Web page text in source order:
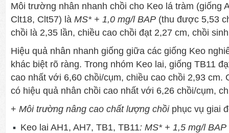
Môi trường nhân nhanh chồi cho Keo lá tràm (giống
Clt18, Clt57) là MS* + 1,0 mg/l BAP (thu được 5,53
chồi là 2,35 lần, chiều cao chồi đạt 2,27 cm, chồi
Hiệu quả nhân nhanh giống giữa các giống Keo
khác biệt rõ ràng. Trong nhóm Keo lai, giống TB11
cao nhất với 6,60 chồi/cụm, chiều cao chồi 2,93 cm.
có hiệu quả nhân chồi cao nhất với 6,26 chồi/cụm,
+ Môi trường nâng cao chất lượng chồiphục vụ giai
Keo lai AH1, AH7, TB1, TB11: MS* + 1,5 mg/l